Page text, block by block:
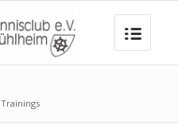
Trainings